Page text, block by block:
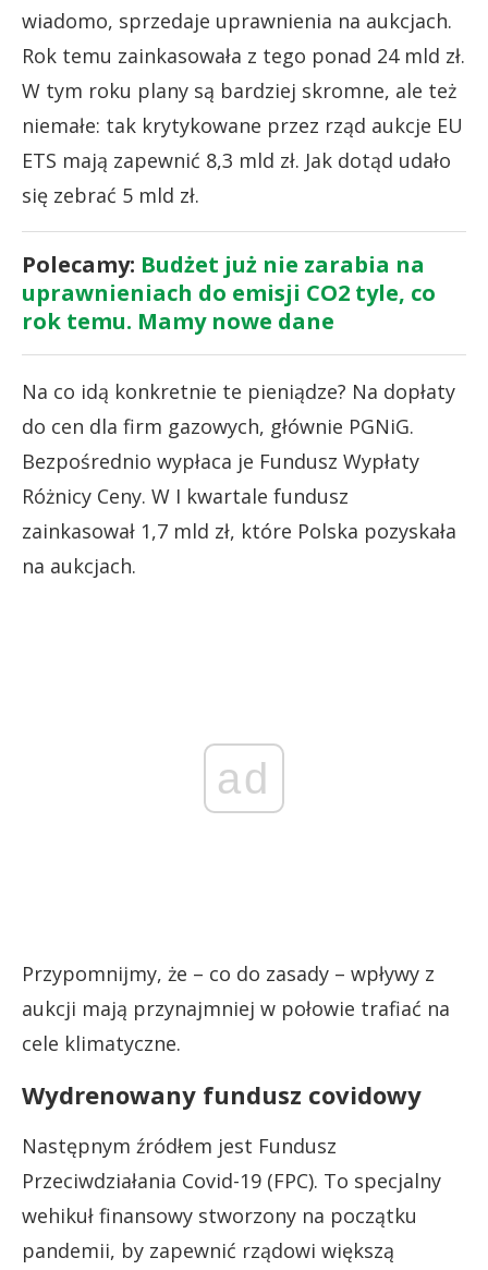
wiadomo, sprzedaje uprawnienia na aukcjach.
Rok temu zainkasowała z tego ponad 24 mld zł.
W tym roku plany są bardziej skromne, ale też
niemałe: tak krytykowane przez rząd aukcje EU
ETS mają zapewnić 8,3 mld zł. Jak dotąd udało
się zebrać 5 mld zł.
Polecamy: Budżet już nie zarabia na
uprawnieniach do emisji CO2 tyle, co
rok temu. Mamy nowe dane
Na co idą konkretnie te pieniądze? Na dopłaty
do cen dla firm gazowych, głównie PGNiG.
Bezpośrednio wypłaca je Fundusz Wypłaty
Różnicy Ceny. W I kwartale fundusz
zainkasował 1,7 mld zł, które Polska pozyskała
na aukcjach.
ad
Przypomnijmy, że – co do zasady – wpływy z
aukcji mają przynajmniej w połowie trafiać na
cele klimatyczne.
Wydrenowany fundusz covidowy
Następnym źródłem jest Fundusz
Przeciwdziałania Covid-19 (FPC). To specjalny
wehikuł finansowy stworzony na początku
pandemii, by zapewnić rządowi większą